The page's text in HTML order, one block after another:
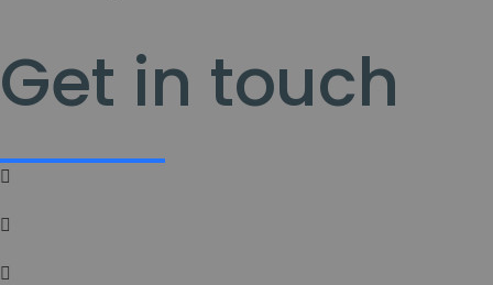
Get in touch